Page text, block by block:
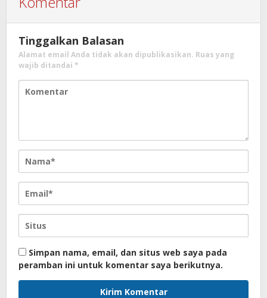
Tinggalkan Balasan
Alamat email Anda tidak akan dipublikasikan. Ruas yang
wajib ditandai *
Simpan nama, email, dan situs web saya pada
peramban ini untuk komentar saya berikutnya.